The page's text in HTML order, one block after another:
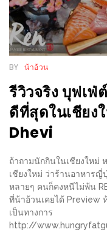
เสน่ห์
ของ
เชียงใหม่
ที่
ไป
ลอง
ร้าน
อร่อย
ที่
มา
BY น้าอ้วน
รีวิวจริง บุฟเ
ดีที่สุดในเชียง
Dhevi
ถ้าถามนักกินในเชียงใหม่
เชียงใหม่ ว่าร้านอาหาร
หลายๆ คนก็คงหนีไม่พ้น
ที่น้าอ้วนเคยได้ Preview
เป็นทางการ
http://